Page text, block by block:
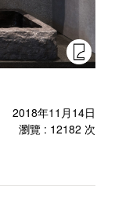
2018年11月14日
瀏覽 : 12182 次